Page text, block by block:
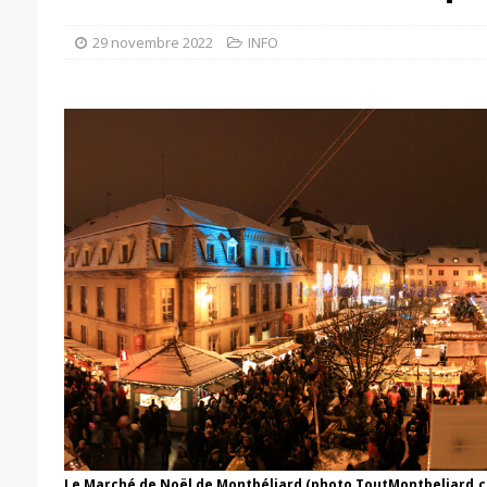
29 novembre 2022 INFO